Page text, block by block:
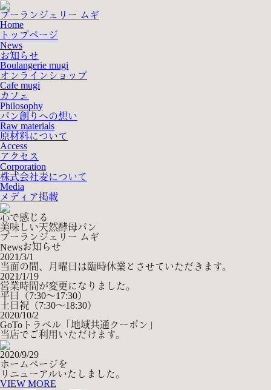
ブーランジェリー ムギ
Home
トップページ
News
お知らせ
Boulangerie mugi
オンラインショップ
Cafe mugi
カフェ
Philosophy
パン創りへの想い
Raw materials
原材料について
Access
アクセス
Corporation
株式会社麦について
Media
メディア掲載
心で感じる
美味しい天然酵母パン
ブーランジェリー ムギ
Newsお知らせ
2021/3/1
当面の間、月曜日は臨時休業とさせていただきます。
2021/1/19
営業時間が変更になりました。
平日（7:30～17:30）
土日祝（7:30～18:30）
2020/10/2
GoToトラベル「地域共通クーポン」
当店でご利用いただけます。
2020/9/29
ホームページを
リニューアルいたしました。
VIEW MORE